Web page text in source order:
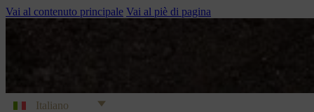
Vai al contenuto principale Vai al piè di pagina
Italiano